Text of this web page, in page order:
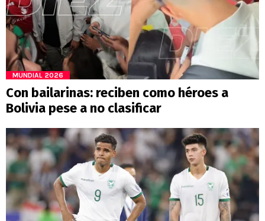
MUNDIAL 2026
Con bailarinas: reciben como héroes a
Bolivia pese a no clasificar